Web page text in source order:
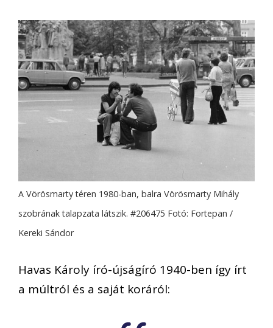
A Vörösmarty téren 1980-ban, balra Vörösmarty Mihály
szobrának talapzata látszik. #206475 Fotó: Fortepan /
Kereki Sándor
Havas Károly író-újságíró 1940-ben így írt
a múltról és a saját koráról: